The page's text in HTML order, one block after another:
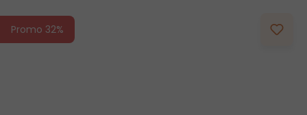
Promo 32%